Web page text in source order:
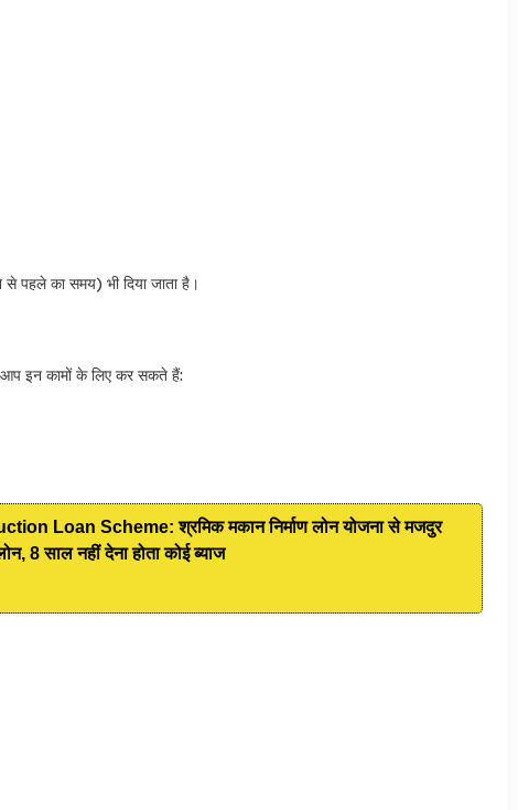
पहले का समय) भी दिया जाता है।
इन कामों के लिए कर सकते हैं:
Loan Scheme: श्रमिक मकान निर्माण लोन योजना से मजदुर
8 साल नहीं देना होता कोई ब्याज